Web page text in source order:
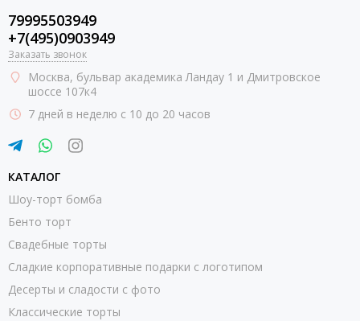
79995503949
+7(495)0903949
Заказать звонок
Москва, бульвар академика Ландау 1 и Дмитровское
шоссе 107к4
7 дней в неделю с 10 до 20 часов
КАТАЛОГ
Шоу-торт бомба
Бенто торт
Свадебные торты
Сладкие корпоративные подарки с логотипом
Десерты и сладости с фото
Классические торты